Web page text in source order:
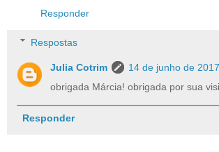
Responder
Respostas
Julia Cotrim
14 de junho de
obrigada Márcia! obrigada por sua
Responder